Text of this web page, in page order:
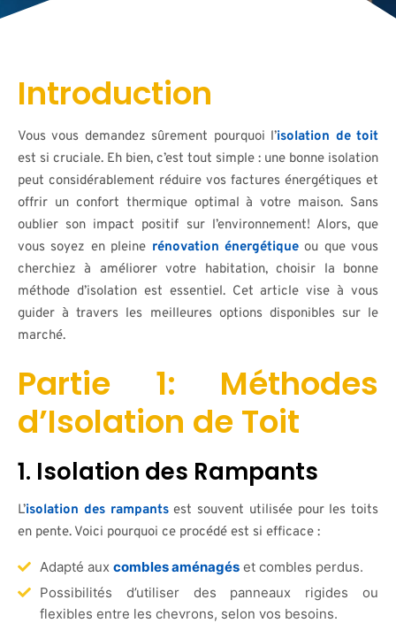
Introduction
Vous vous demandez sûrement pourquoi l’isolation de toit
est si cruciale. Eh bien, c’est tout simple : une bonne isolation
peut considérablement réduire vos factures énergétiques et
offrir un confort thermique optimal à votre maison. Sans
oublier son impact positif sur l’environnement! Alors, que
vous soyez en pleine rénovation énergétiqueou que vous
cherchiez à améliorer votre habitation, choisir la bonne
méthode d’isolation est essentiel. Cet article vise à vous
guider à travers les meilleures options disponibles sur le
marché.
Partie 1: Méthodes
d’Isolation de Toit
1. Isolation des Rampants
L’isolation des rampantsest souvent utilisée pour les toits
en pente. Voici pourquoi ce procédé est si efficace :
Adapté aux combles aménagés et combles perdus.
Possibilités d’utiliser des panneaux rigides ou
flexibles entre les chevrons, selon vos besoins.